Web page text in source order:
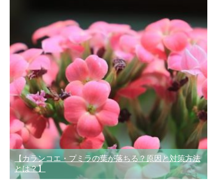
【カランコエ・プミラの葉が落ちる？原因と対策方法
とは？】